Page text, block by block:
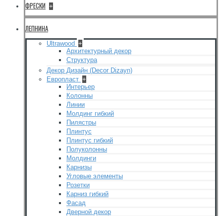
ФРЕСКИ +
ЛЕПНИНА
Ultrawood +
Архитектурный декор
Структура
Декор Дизайн (Decor Dizayn)
Европласт +
Интерьер
Колонны
Линии
Молдинг гибкий
Пилястры
Плинтус
Плинтус гибкий
Полуколонны
Молдинги
Карнизы
Угловые элементы
Розетки
Карниз гибкий
Фасад
Дверной декор